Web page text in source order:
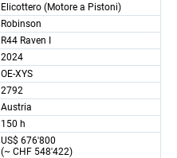
Elicottero (Motore a Pistoni)
Robinson
R44 Raven I
2024
OE-XYS
2792
Austria
150 h
US$ 676'800
(~ CHF 548'422)